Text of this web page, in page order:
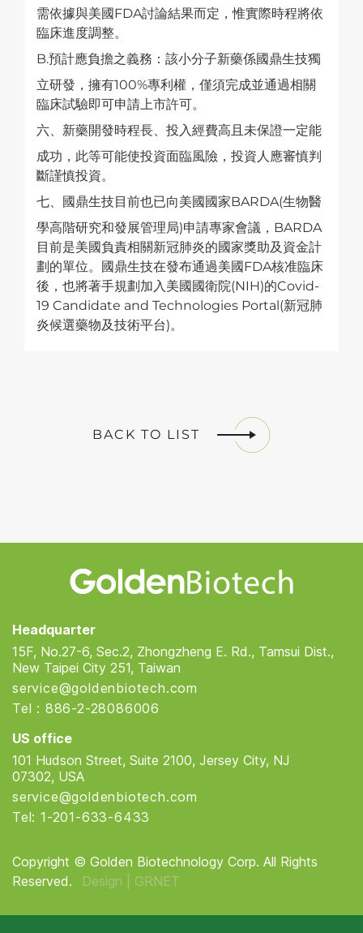
需依據與美國FDA討論結果而定，惟實際時程將依
臨床進度調整。
B.預計應負擔之義務：該小分子新藥係國鼎生技獨
立研發，擁有100%專利權，僅須完成並通過相關
臨床試驗即可申請上市許可。
六、新藥開發時程長、投入經費高且未保證一定能
成功，此等可能使投資面臨風險，投資人應審慎判
斷謹慎投資。
七、國鼎生技目前也已向美國國家BARDA(生物醫
學高階研究和發展管理局)申請專家會議，BARDA
目前是美國負責相關新冠肺炎的國家獎助及資金計
劃的單位。國鼎生技在發布通過美國FDA核准臨床
後，也將著手規劃加入美國國衛院(NIH)的Covid-
19 Candidate and Technologies Portal(新冠肺
炎候選藥物及技術平台)。
BACK TO LIST
Golden Biotech
Headquarter
15F, No.27-6, Sec.2, Zhongzheng E. Rd., Tamsui Dist.,
New Taipei City 251, Taiwan
service@goldenbiotech.com
Tel : 886-2-28086006
US office
101 Hudson Street, Suite 2100, Jersey City, NJ
07302, USA
service@goldenbiotech.com
Tel: 1-201-633-6433
Copyright © Golden Biotechnology Corp. All Rights
Reserved.
Design | GRNET